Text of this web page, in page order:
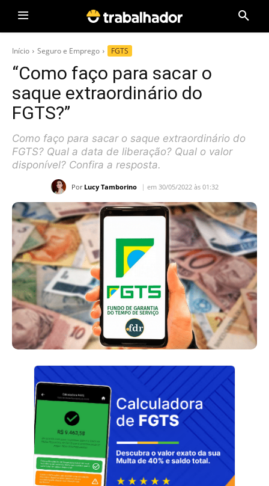
Início Seguro e Emprego FGTS
“Como faço para sacar o
saque extraordinário do
FGTS?”
Como faço para sacar o saque extraordinário do
FGTS? Qual a data de liberação? Qual o valor
disponível? Confira a resposta.
Por Lucy Tamborino em 30/05/2022 às 01:32